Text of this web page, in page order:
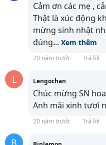
Cảm ơn các mẹ ,
Thật là xúc động
mừng sinh nhật
đúng... Xem thêm
20 năm trước Trả lời
L Lengochan
Chúc mừng SN
Anh mãi xinh tươi
20 năm trước Trả lời
B